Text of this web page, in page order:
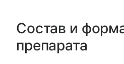
Состав и
препарата